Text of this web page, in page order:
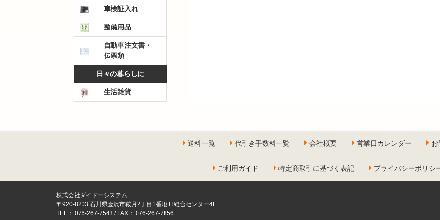
車検証入れ
整備用品
自動車注文書・
伝票類
日々の暮らしに
生活雑貨
送料一覧 代引き手数料一覧 会社概要 営業日カレンダー お
ご利用ガイド 特定商取引に基づく表記 プライバシーポリシ
株式会社ダイドーシステム
〒920-8203 石川県金沢市鞍月2丁目1番地 IT総合センター4F
TEL： 076-267-7543 / FAX： 076-267-7856